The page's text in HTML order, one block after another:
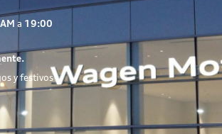
a 19:00
y festivos